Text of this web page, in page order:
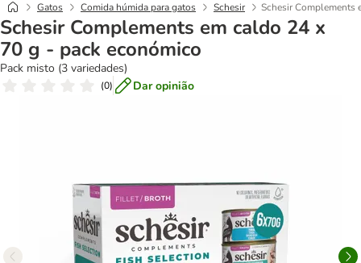
Gatos Comida húmida para gatos Schesir Schesir Complements
Schesir Complements em caldo 24 x
70 g - pack económico
Pack misto (3 variedades)
(0) Dar opinião